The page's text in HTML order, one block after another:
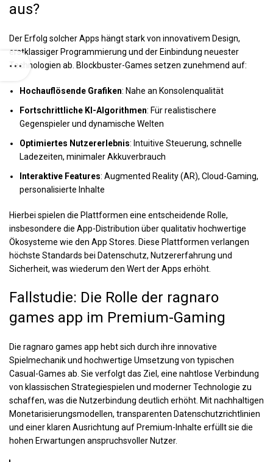
aus?
Der Erfolg solcher Apps hängt stark von innovativem Design,
erstklassiger Programmierung und der Einbindung neuester
Technologien ab. Blockbuster-Games setzen zunehmend auf:
Hochauflösende Grafiken: Nahe an Konsolenqualität
Fortschrittliche KI-Algorithmen: Für realistischere
Gegenspieler und dynamische Welten
Optimiertes Nutzererlebnis: Intuitive Steuerung, schnelle
Ladezeiten, minimaler Akkuverbrauch
Interaktive Features: Augmented Reality (AR), Cloud-Gaming,
personalisierte Inhalte
Hierbei spielen die Plattformen eine entscheidende Rolle,
insbesondere die App-Distribution über qualitativ hochwertige
Ökosysteme wie den App Stores. Diese Plattformen verlangen
höchste Standards bei Datenschutz, Nutzererfahrung und
Sicherheit, was wiederum den Wert der Apps erhöht.
Fallstudie: Die Rolle der ragnaro
games app im Premium-Gaming
Die ragnaro games app hebt sich durch ihre innovative
Spielmechanik und hochwertige Umsetzung von typischen
Casual-Games ab. Sie verfolgt das Ziel, eine nahtlose Verbindung
von klassischen Strategiespielen und moderner Technologie zu
schaffen, was die Nutzerbindung deutlich erhöht. Mit nachhaltigen
Monetarisierungsmodellen, transparenten Datenschutzrichtlinien
und einer klaren Ausrichtung auf Premium-Inhalte erfüllt sie die
hohen Erwartungen anspruchsvoller Nutzer.